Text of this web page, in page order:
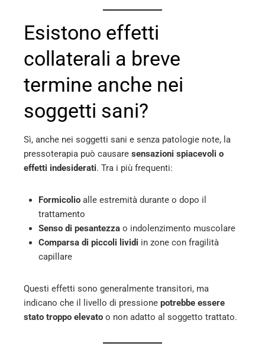
Esistono effetti
collaterali a breve
termine anche nei
soggetti sani?
Sì, anche nei soggetti sani e senza patologie note, la
pressoterapia può causare sensazioni spiacevoli o
effetti indesiderati. Tra i più frequenti:
Formicolio alle estremità durante o dopo il
trattamento
Senso di pesantezza o indolenzimento muscolare
Comparsa di piccoli lividi in zone con fragilità
capillare
Questi effetti sono generalmente transitori, ma
indicano che il livello di pressione potrebbe essere
stato troppo elevato o non adatto al soggetto trattato.